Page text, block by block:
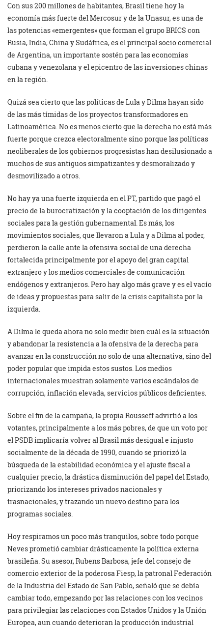
Con sus 200 millones de habitantes, Brasil tiene hoy la
economía más fuerte del Mercosur y de la Unasur, es una de
las potencias «emergentes» que forman el grupo BRICS con
Rusia, India, China y Sudáfrica, es el principal socio comercial
de Argentina, un importante sostén para las economías
cubana y venezolana y el epicentro de las inversiones chinas
en la región.
Quizá sea cierto que las políticas de Lula y Dilma hayan sido
de las más tímidas de los proyectos transformadores en
Latinoamérica. No es menos cierto que la derecha no está más
fuerte porque crezca electoralmente sino porque las políticas
neoliberales de los gobiernos progresistas han desilusionado a
muchos de sus antiguos simpatizantes y desmoralizado y
desmovilizado a otros.
No hay ya una fuerte izquierda en el PT, partido que pagó el
precio de la burocratización y la cooptación de los dirigentes
sociales para la gestión gubernamental. Es más, los
movimientos sociales, que llevaron a Lula y a Dilma al poder,
perdieron la calle ante la ofensiva social de una derecha
fortalecida principalmente por el apoyo del gran capital
extranjero y los medios comerciales de comunicación
endógenos y extranjeros. Pero hay algo más grave y es el vacío
de ideas y propuestas para salir de la crisis capitalista por la
izquierda.
A Dilma le queda ahora no solo medir bien cuál es la situación
y abandonar la resistencia a la ofensiva de la derecha para
avanzar en la construcción no solo de una alternativa, sino del
poder popular que impida estos sustos. Los medios
internacionales muestran solamente varios escándalos de
corrupción, inflación elevada, servicios públicos deficientes.
Sobre el fin de la campaña, la propia Rousseff advirtió a los
votantes, principalmente a los más pobres, de que un voto por
el PSDB implicaría volver al Brasil más desigual e injusto
socialmente de la década de 1990, cuando se priorizó la
búsqueda de la estabilidad económica y el ajuste fiscal a
cualquier precio, la drástica disminución del papel del Estado,
priorizando los intereses privados nacionales y
trasnacionales, y trazando un nuevo destino para los
programas sociales.
Hoy respiramos un poco más tranquilos, sobre todo porque
Neves prometió cambiar drásticamente la política externa
brasileña. Su asesor, Rubens Barbosa, jefe del consejo de
comercio exterior de la poderosa Fiesp, la patronal Federación
de la Industria del Estado de San Pablo, señaló que se debía
cambiar todo, empezando por las relaciones con los vecinos
para privilegiar las relaciones con Estados Unidos y la Unión
Europea, aun cuando deterioran la producción industrial